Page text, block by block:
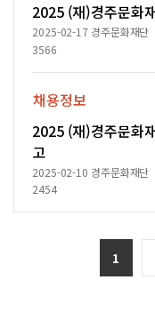
2025 (재)경주문화
2025-02-17 경주문화재단
3566
채용정보
2025 (재)경주문화
고
2025-02-10 경주문화재단
2454
1